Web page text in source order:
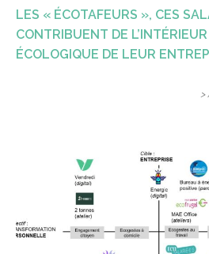
LES « ÉCOTAFEURS », CES
CONTRIBUENT DE
ÉCOLOGIQUE DE LEUR
>